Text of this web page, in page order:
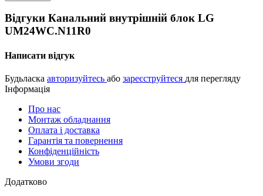
Відгуки Канальний внутрішній блок LG
UM24WC.N11R0
Написати відгук
Будьласка авторизуйтесь або зареєструйтеся для перегляду
Інформація
Про нас
Монтаж обладнання
Оплата і доставка
Гарантія та повернення
Конфіденційність
Умови згоди
Додатково